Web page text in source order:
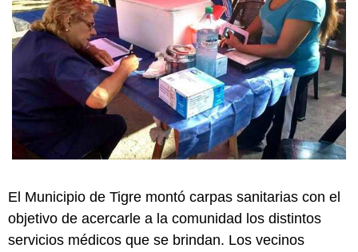
El Municipio de Tigre montó carpas sanitarias con el
objetivo de acercarle a la comunidad los distintos
servicios médicos que se brindan. Los vecinos